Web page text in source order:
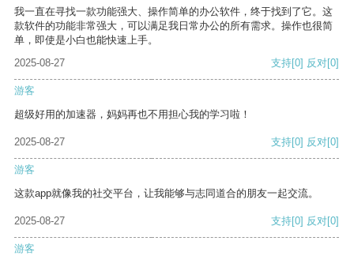
我一直在寻找一款功能强大、操作简单的办公软件，终于找到了它。这
款软件的功能非常强大，可以满足我日常办公的所有需求。操作也很简
单，即使是小白也能快速上手。
2025-08-27
支持[0] 反对[0]
游客
超级好用的加速器，妈妈再也不用担心我的学习啦！
2025-08-27 支持[0] 反对[0]
游客
这款app就像我的社交平台，让我能够与志同道合的朋友一起交流。
2025-08-27 支持[0] 反对[0]
游客